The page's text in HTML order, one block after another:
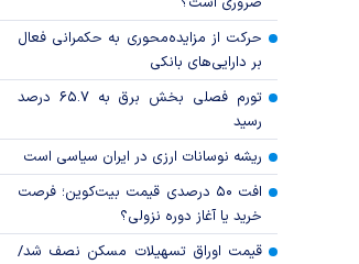
حرکت از مزایده‌محوری به حکمرانی فعال
بر دارایی‌های بانکی
تورم فصلی بخش برق به ۶۵.۷ درصد
رسید
ریشه نوسانات ارزی در ایران سیاسی است
افت ۵۰ درصدی قیمت بیت‌کوین؛ فرصت
خرید یا آغاز دوره نزولی؟
قیمت اوراق تسهیلات مسکن نصف شد/